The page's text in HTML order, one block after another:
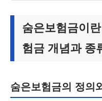
숨은보험금이
험금 개념과 종
숨은보험금의 정의